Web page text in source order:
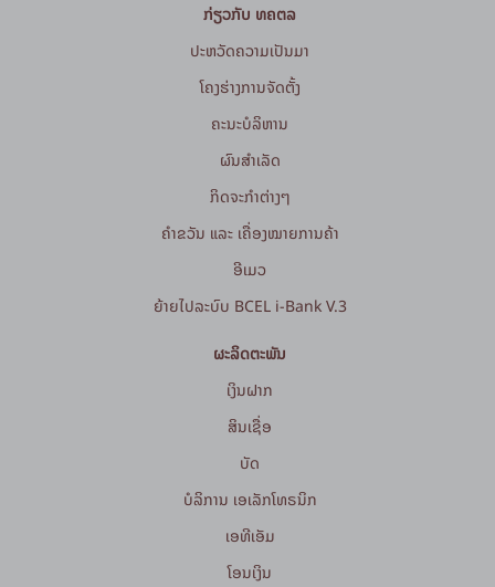
ກ່ຽວກັບ ທຄຕລ
ປະຫວັດຄວາມເປັນມາ
ໂຄງຮ່າງການຈັດຕັ້ງ
ຄະນະບໍລິຫານ
ຜົນສຳເລັດ
ກິດຈະກໍາຕ່າງໆ
ຄຳຂວັນ ແລະ ເຄື່ອງໝາຍການຄ້າ
ອີເມວ
ຍ້າຍໄປລະບົບ BCEL i-Bank V.3
ຜະລິດຕະພັນ
ເງິນຝາກ
ສິນເຊື່ອ
ບັດ
ບໍລິການ ເອເລັກໂທຣນິກ
ເອທີເອັມ
ໂອນເງິນ